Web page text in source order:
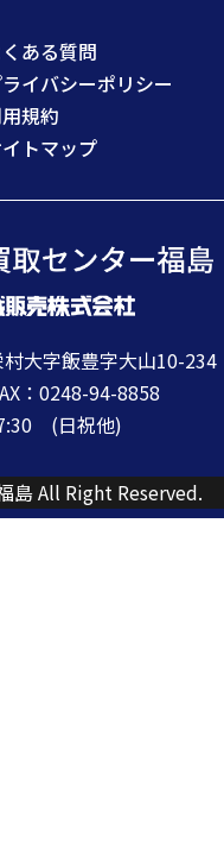
ある質問
イバシーポリシー
規約
トマップ
大字飯豊字大山10-234
：0248-94-8858
(日祝他)
島 All Right Reserved.